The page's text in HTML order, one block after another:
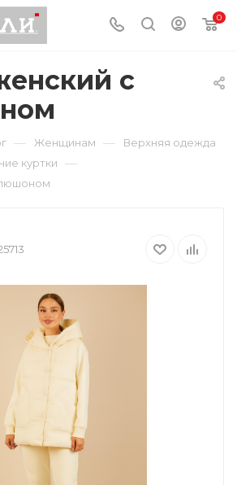
0
с
— Женщинам — Верхняя одежда
куртки —